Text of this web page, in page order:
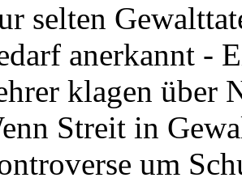
selten
anerkannt -
klagen über
Streit in
um